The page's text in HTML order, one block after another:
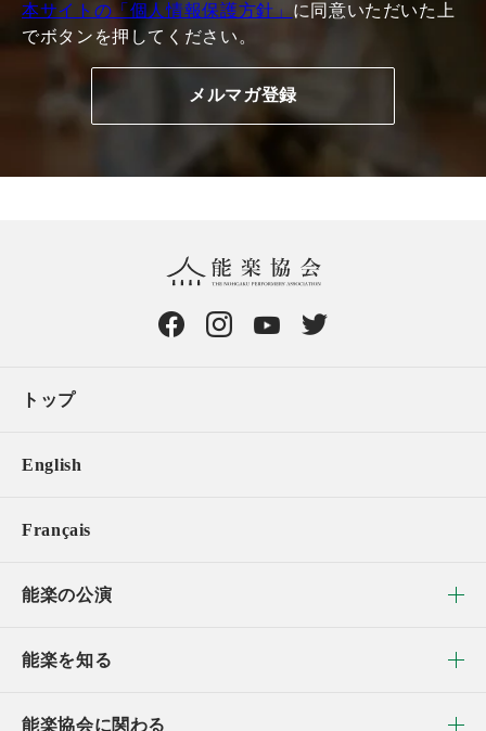
本サイトの「個人情報保護方針」 に同意いただいた上
でボタンを押してください。
トップ
English
Français
能楽の公演
能楽を知る
能楽協会に関わる